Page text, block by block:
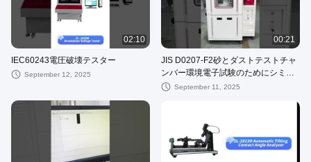
02:10
IEC60243電圧破壊テスター
September 12, 2025
00:21
JIS D0207-F2砂とダストテストチャ
ンバー環境電子試験のためにシミュ
レートSeptember 11, 2025